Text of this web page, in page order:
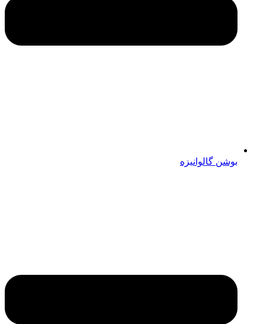
بوشن گالوانیزه